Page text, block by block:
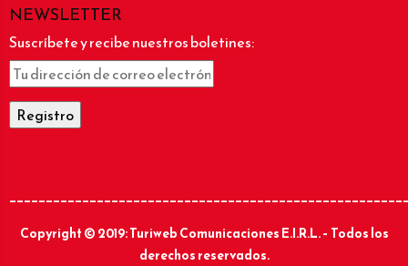
NEWSLETTER
Suscríbete y recibe nuestros boletines:
Copyright © 2019: Turiweb Comunicaciones E.I.R.L. – Todos los
derechos reservados.